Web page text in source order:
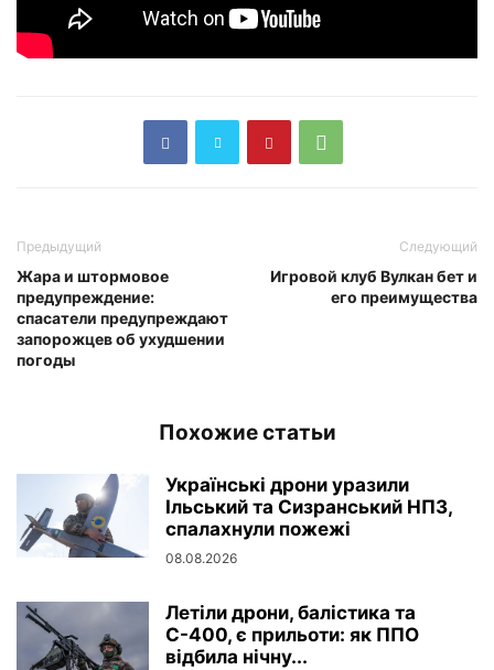
Предыдущий
Жара и штормовое
предупреждение:
спасатели предупреждают
запорожцев об ухудшении
погоды
Следующий
Игровой клуб Вулкан бет и
его преимущества
Похожие статьи
Українські дрони уразили
Ільський та Сизранський НПЗ,
спалахнули пожежі
08.08.2026
Летіли дрони, балістика та
С-400, є прильоти: як ППО
відбила нічну...